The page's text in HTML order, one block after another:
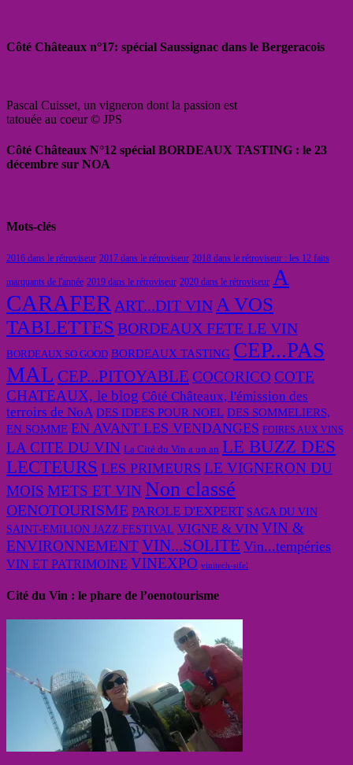
Côté Châteaux n°17: spécial Saussignac dans le Bergeracois
Pascal Cuisset, un vigneron dont la passion est
tatouée au coeur © JPS
Côté Châteaux N°12 spécial BORDEAUX TASTING : le 23
décembre sur NOA
Mots-clés
2016 dans le rétroviseur 2017 dans le rétroviseur 2018 dans le rétroviseur : les 12 faits
marquants de l'année 2019 dans le rétroviseur 2020 dans le rétroviseur A
CARAFER ART...DIT VIN A VOS
TABLETTES BORDEAUX FETE LE VIN
BORDEAUX SO GOOD BORDEAUX TASTING CEP...PAS
MAL CEP...PITOYABLE COCORICO COTE
CHATEAUX, le blog Côté Châteaux, l'émission des
terroirs de NoA DES IDEES POUR NOEL DES SOMMELIERS,
EN SOMME EN AVANT LES VENDANGES FOIRES AUX VINS
LA CITE DU VIN La Cité du Vin a un an LE BUZZ DES
LECTEURS LES PRIMEURS LE VIGNERON DU
MOIS METS ET VIN Non classé
OENOTOURISME PAROLE D'EXPERT SAGA DU VIN
SAINT-EMILION JAZZ FESTIVAL VIGNE & VIN VIN &
ENVIRONNEMENTVIN...SOLITE Vin...tempéries
VIN ET PATRIMOINE VINEXPO vinitech-sifel
Cité du Vin : le phare de l’oenotourisme